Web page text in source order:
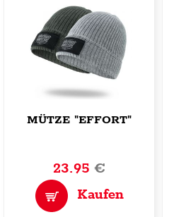
MÜTZE "EFFORT"
23.95€
Kaufen